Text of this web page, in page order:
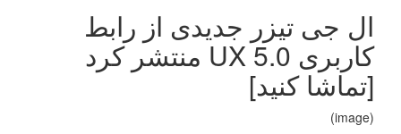
ال جی تیزر جدیدی از رابط
کاربری UX 5.0 منتشر کرد
[تماشا کنید]
(image)